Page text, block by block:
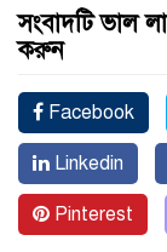
সংবাদটি ভাল
করুন
Facebook
Linkedin
Pinterest